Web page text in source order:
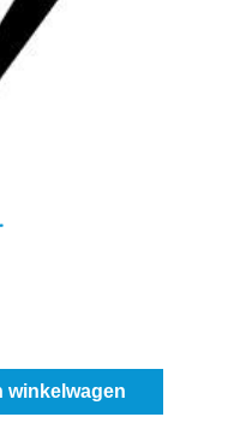
winkelwagen